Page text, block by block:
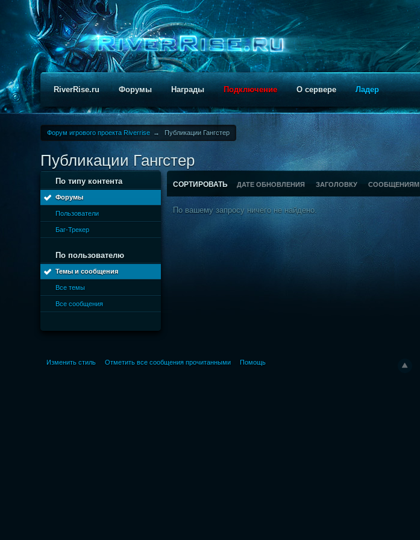
RiverRise.ru Форумы Награды Подключение О сервере Ладер
Форум игрового проекта Riverrise → Публикации Гангстер
Публикации Гангстер
По типу контента
Форумы
Пользователи
Баг-Трекер
По пользователю
Темы и сообщения
Все темы
Все сообщения
СОРТИРОВАТЬ ДАТЕ ОБНОВЛЕНИЯ ЗАГОЛОВКУ СООБЩЕНИЯМ
По вашему запросу ничего не найдено.
Изменить стиль Отметить все сообщения прочитанными Помощь